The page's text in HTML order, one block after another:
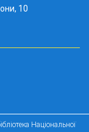
10
Національної